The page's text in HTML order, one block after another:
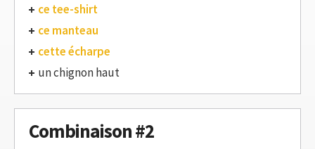
ce tee-shirt
ce manteau
cette écharpe
un chignon haut
Combinaison #2